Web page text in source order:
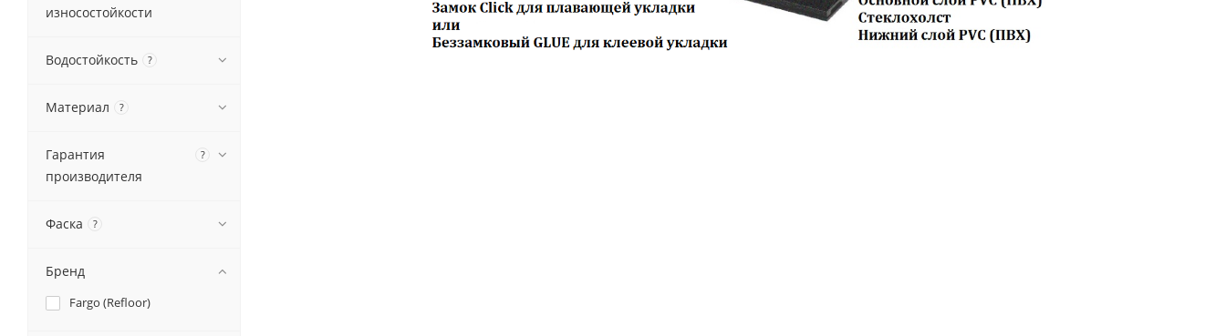
износостойкости
Водостойкость ?
Материал ?
Гарантия
производителя
?
Фаска ?
Бренд
Fargo (Refloor)